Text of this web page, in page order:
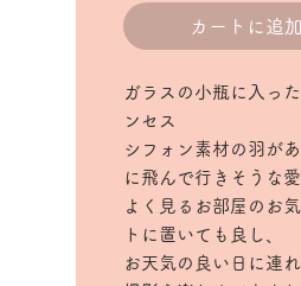
カートに追
ガラスの小瓶に入っ
ンセス
シフォン素材の羽が
に飛んで行きそうな
よく見るお部屋のお
トに置いても良し、
お天気の良い日に連